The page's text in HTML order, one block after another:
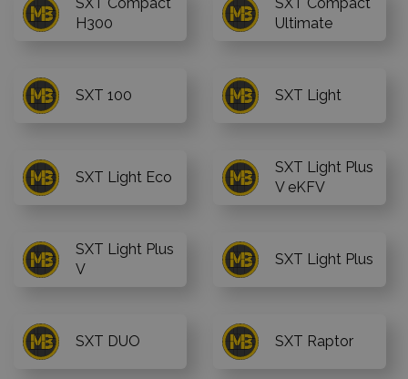
H300
Ultimate
SXT 100 SXT Light
SXT Light Eco
SXT Light Plus
V eKFV
SXT Light Plus
V
SXT Light Plus
SXT DUO SXT Raptor